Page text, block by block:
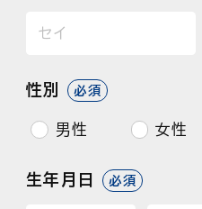
性別 必須
男性 女性
生年月日 必須